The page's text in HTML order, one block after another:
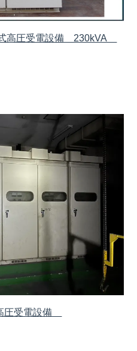
高圧受電設備 230kVA
圧受電設備